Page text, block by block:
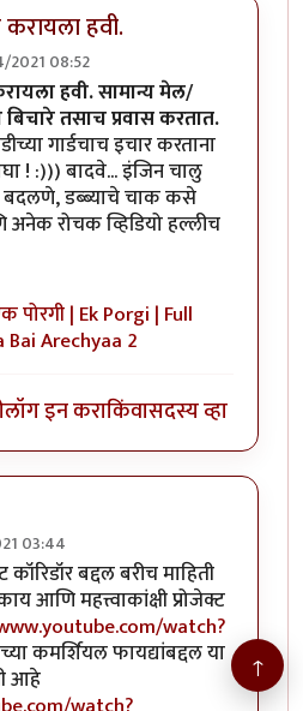
हवी.
2021 08:52
हेमंतकुमारहवी. सामान्य मेल/
तसाच प्रवास करतात.
गार्डचाच इचार करताना
! :))) बादवे... इंजिन चालु
डब्ब्याचे चाक कसे
रोचक व्हिडियो हल्लीच
पोरगी | Ek Porgi | Full
Arechyaa 2
लॉग इन कराकिंवासदस्य व्हा
03:44
बद्दल बरीच माहिती
आणि महत्त्वाकांक्षी प्रोजेक्ट
watch?
कमर्शियल फायद्यांबद्दल या
आहे ↑